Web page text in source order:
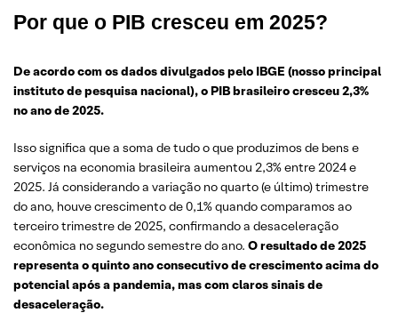
Por que o PIB cresceu em 2025?
De acordo com os dados divulgados pelo IBGE (nosso principal
instituto de pesquisa nacional), o PIB brasileiro cresceu 2,3%
no ano de 2025.
Isso significa que a soma de tudo o que produzimos de bens e
serviços na economia brasileira aumentou 2,3% entre 2024 e
2025. Já considerando a variação no quarto (e último) trimestre
do ano, houve crescimento de 0,1% quando comparamos ao
terceiro trimestre de 2025, confirmando a desaceleração
econômica no segundo semestre do ano. O resultado de 2025
representa o quinto ano consecutivo de crescimento acima do
potencial após a pandemia, mas com claros sinais de
desaceleração.